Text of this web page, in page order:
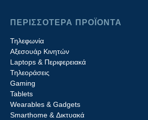
ΠΕΡΙΣΣΟΤΕΡΑ ΠΡΟΪΟΝΤΑ
Τηλεφωνία
Αξεσουάρ Κινητών
Laptops & Περιφερειακά
Τηλεοράσεις
Gaming
Tablets
Wearables & Gadgets
Smarthome & Δικτυακά